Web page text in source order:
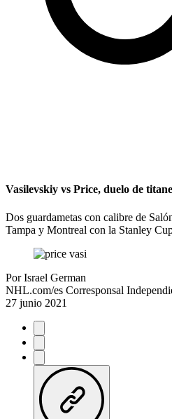
Vasilevskiy vs Price, duelo de
Dos guardametas con calibre de
Tampa y Montreal con la Stanley
Por Israel German
NHL.com/es Corresponsal
27 junio 2021